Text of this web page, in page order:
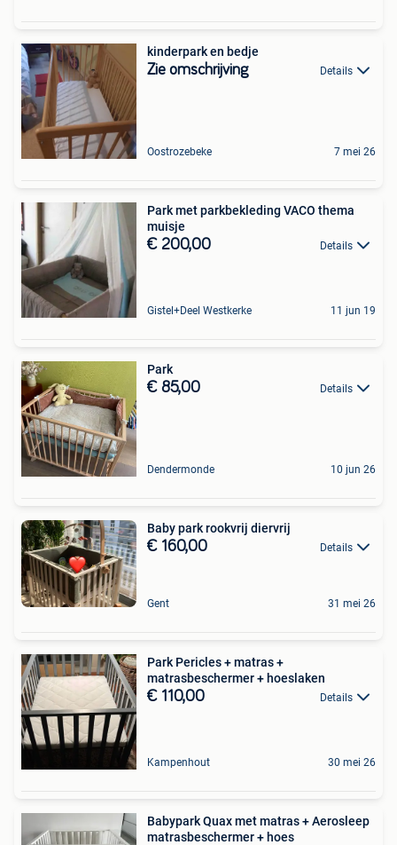
kinderpark en bedje
Zie omschrijving Details
Oostrozebeke 7 mei 26
Park met parkbekleding VACO thema
muisje
€ 200,00 Details
Gistel+Deel Westkerke 11 jun 19
Park
€ 85,00 Details
Dendermonde 10 jun 26
Baby park rookvrij diervrij
€ 160,00 Details
Gent 31 mei 26
Park Pericles + matras +
matrasbeschermer + hoeslaken
€ 110,00 Details
Kampenhout 30 mei 26
Babypark Quax met matras + Aerosleep
matrasbeschermer + hoes